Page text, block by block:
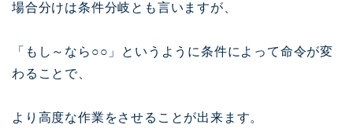
場合分けは条件分岐とも言いますが、
「もし～なら○○」というように条件によって命令が変
わることで、
より高度な作業をさせることが出来ます。